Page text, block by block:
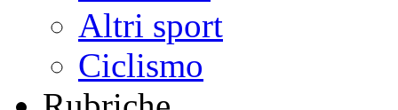
Altri sport
Ciclismo